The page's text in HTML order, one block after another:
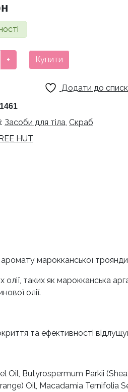
+ Купити
Додати до
1461
Засоби для тіла, Скраб
HUT
аромату марокканської
таких як марокканська
олії.
та ефективності
Oil, Butyrospermum Parkii
Oil, Macadamia Ternifolia